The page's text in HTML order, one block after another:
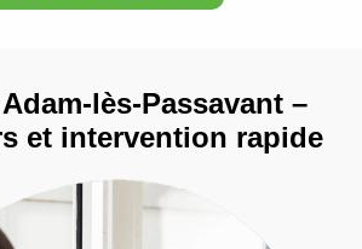
lès-Passavant –
et intervention rapide